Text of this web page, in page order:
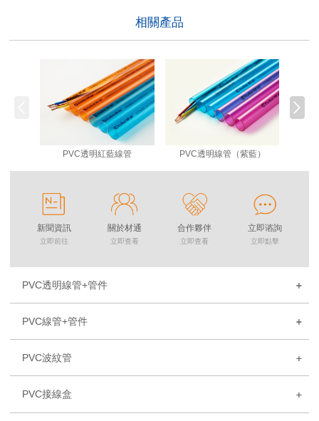
相關產品
PVC透明紅藍線管 PVC透明線管（紫藍）
新聞資訊
立即前往
關於材通
立即查看
合作夥伴
立即查看
立即谘詢
立即點擊
PVC透明線管+管件
PVC線管+管件
PVC波紋管
PVC接線盒